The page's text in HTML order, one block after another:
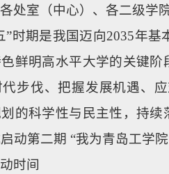
处室（中心）、各二级学院
”时期是我国迈向2035年
鲜明高水平大学的关键
步伐、把握发展机遇、
的科学性与民主性，持续
动第二期 “我为青岛工学
时间